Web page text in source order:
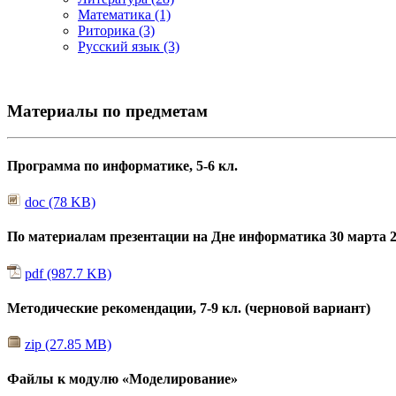
Математика (1)
Риторика (3)
Русский язык (3)
Материалы по предметам
Программа по информатике, 5-6 кл.
doc (78 KB)
По материалам презентации на Дне информатика 30 марта
pdf (987.7 KB)
Методические рекомендации, 7-9 кл. (черновой вариант)
zip (27.85 MB)
Файлы к модулю «Моделирование»